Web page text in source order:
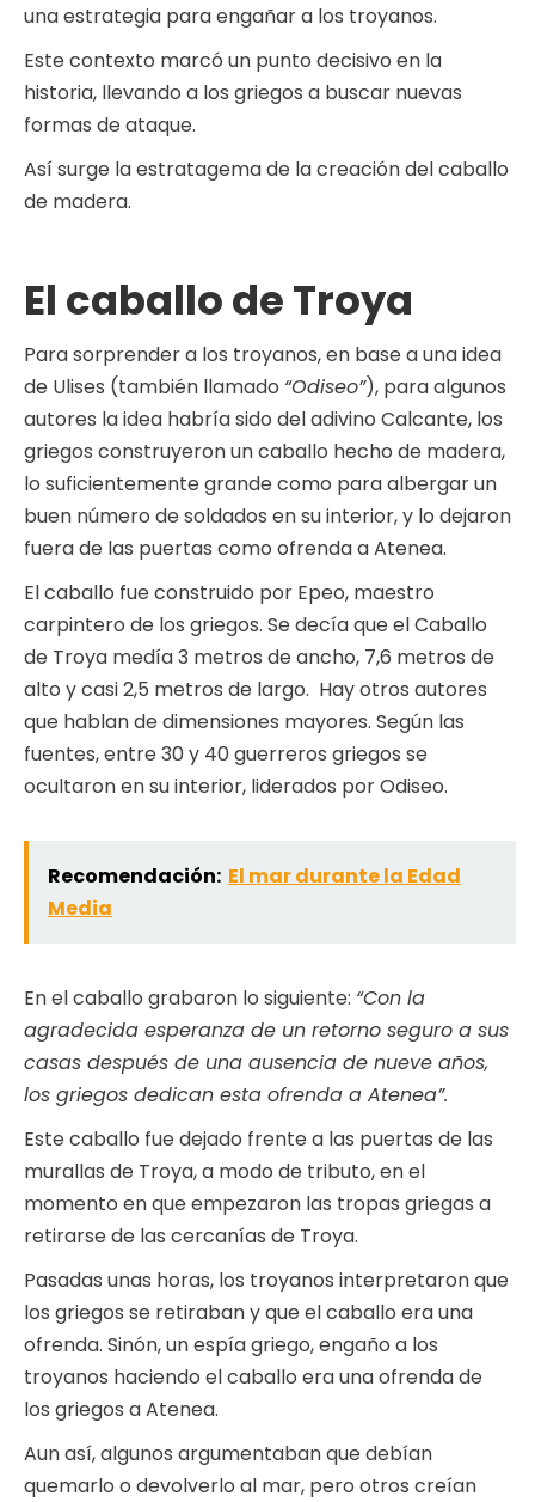
una estrategia para engañar a los troyanos.
Este contexto marcó un punto decisivo en la
historia, llevando a los griegos a buscar nuevas
formas de ataque.
Así surge la estratagema de la creación del caballo
de madera.
El caballo de Troya
Para sorprender a los troyanos, en base a una idea
de Ulises (también llamado “Odiseo”), para algunos
autores la idea habría sido del adivino Calcante, los
griegos construyeron un caballo hecho de madera,
lo suficientemente grande como para albergar un
buen número de soldados en su interior, y lo dejaron
fuera de las puertas como ofrenda a Atenea.
El caballo fue construido por Epeo, maestro
carpintero de los griegos. Se decía que el Caballo
de Troya medía 3 metros de ancho, 7,6 metros de
alto y casi 2,5 metros de largo. Hay otros autores
que hablan de dimensiones mayores. Según las
fuentes, entre 30 y 40 guerreros griegos se
ocultaron en su interior, liderados por Odiseo.
Recomendación: El mar durante la Edad
Media
En el caballo grabaron lo siguiente: “Con la
agradecida esperanza de un retorno seguro a sus
casas después de una ausencia de nueve años,
los griegos dedican esta ofrenda a Atenea”.
Este caballo fue dejado frente a las puertas de las
murallas de Troya, a modo de tributo, en el
momento en que empezaron las tropas griegas a
retirarse de las cercanías de Troya.
Pasadas unas horas, los troyanos interpretaron que
los griegos se retiraban y que el caballo era una
ofrenda. Sinón, un espía griego, engaño a los
troyanos haciendo el caballo era una ofrenda de
los griegos a Atenea.
Aun así, algunos argumentaban que debían
quemarlo o devolverlo al mar, pero otros creían